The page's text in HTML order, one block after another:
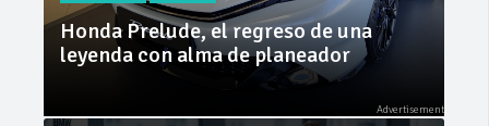
Honda Prelude, el regreso de una
leyenda con alma de planeador